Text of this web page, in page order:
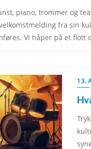
piano, trommer og
fra sin
Vi håper på et flott
13.